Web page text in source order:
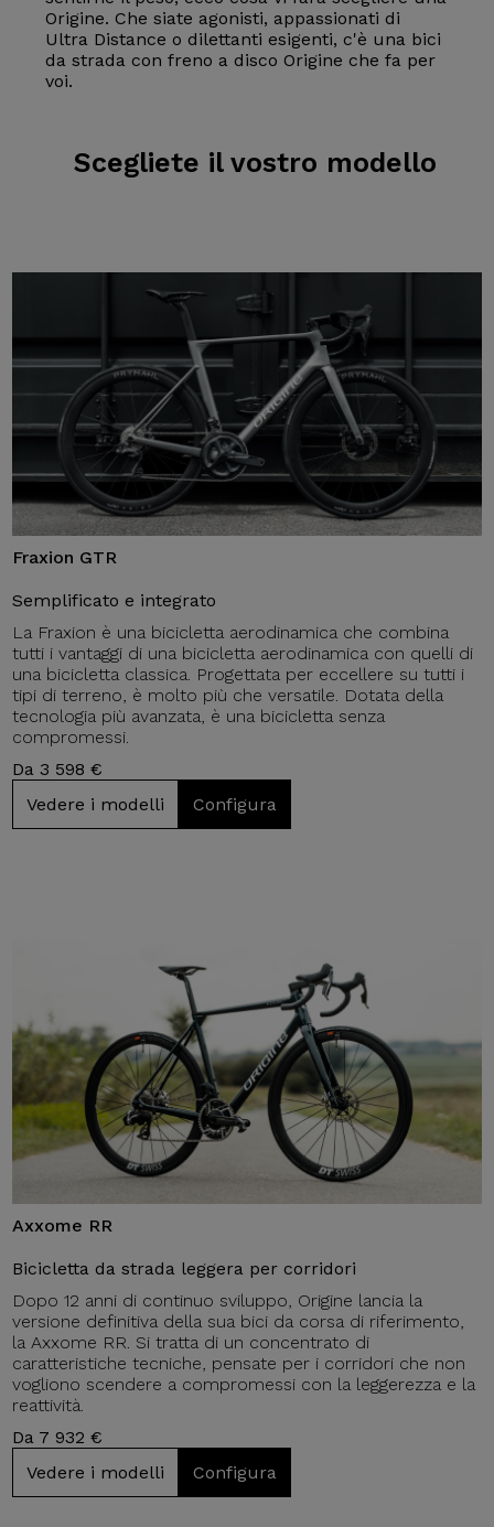
Origine. Che siate agonisti, appassionati di
Ultra Distance o dilettanti esigenti, c'è una bici
da strada con freno a disco Origine che fa per
voi.
Scegliete ilvostro modello
Fraxion GTR
Semplificato e integrato
La Fraxion è una bicicletta aerodinamica che combina
tutti i vantaggi di una bicicletta aerodinamica con quelli di
una bicicletta classica. Progettata per eccellere su tutti i
tipi di terreno, è molto più che versatile. Dotata della
tecnologia più avanzata, è una bicicletta senza
compromessi.
Da 3 598 €
Vedere i modelli
Configura
Axxome RR
Bicicletta da strada leggera per corridori
Dopo 12 anni di continuo sviluppo, Origine lancia la
versione definitiva della sua bici da corsa di riferimento,
la Axxome RR. Si tratta di un concentrato di
caratteristiche tecniche, pensate per i corridori che non
vogliono scendere a compromessi con la leggerezza e la
reattività.
Da 7 932 €
Vedere i modelli
Configura